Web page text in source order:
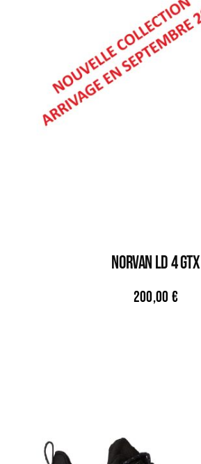
NORVAN LD 4 GTX
200,00 €